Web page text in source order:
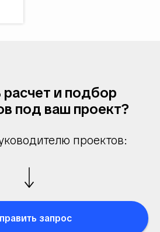
и подбор
под ваш проект?
проектов:
запрос